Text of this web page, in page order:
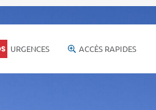
URGENCES ACCÈS RAPIDES